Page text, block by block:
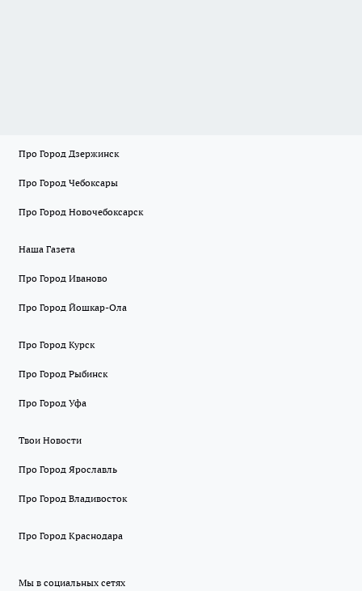
Про Город Дзержинск
Про Город Чебоксары
Про Город Новочебоксарск
Наша Газета
Про Город Иваново
Про Город Йошкар-Ола
Про Город Курск
Про Город Рыбинск
Про Город Уфа
Твои Новости
Про Город Ярославль
Про Город Владивосток
Про Город Краснодара
Мы в социальных сетях